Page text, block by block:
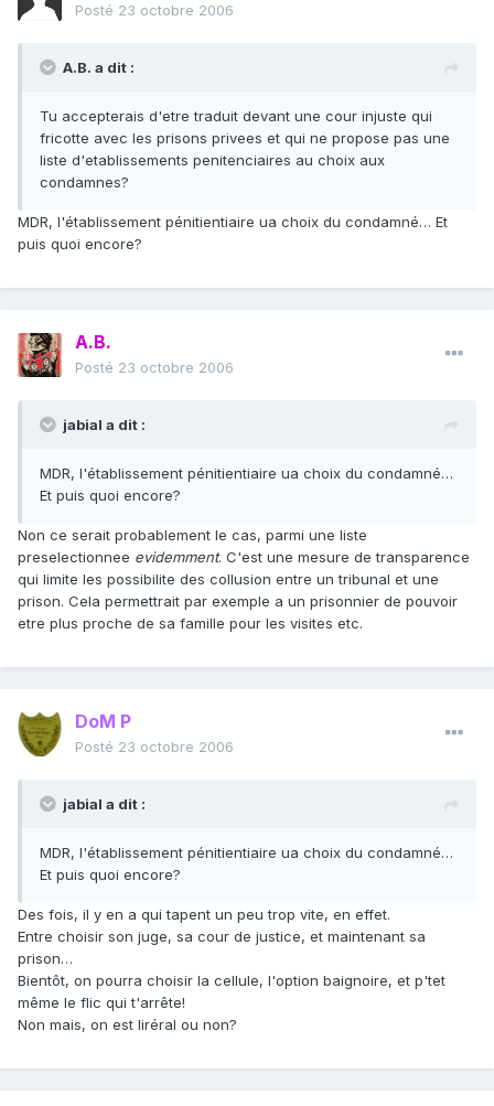
Posté 23 octobre 2006
A.B. a dit :
Tu accepterais d'etre traduit devant une cour injuste qui
fricotte avec les prisons privees et qui ne propose pas une
liste d'etablissements penitenciaires au choix aux
condamnes?
MDR, l'établissement pénitientiaire ua choix du condamné… Et
puis quoi encore?
A.B.
Posté 23 octobre 2006
jabial a dit :
MDR, l'établissement pénitientiaire ua choix du condamné…
Et puis quoi encore?
Non ce serait probablement le cas, parmi une liste
preselectionnee evidemment. C'est une mesure de transparence
qui limite les possibilite des collusion entre un tribunal et une
prison. Cela permettrait par exemple a un prisonnier de pouvoir
etre plus proche de sa famille pour les visites etc.
DoM P
Posté 23 octobre 2006
jabial a dit :
MDR, l'établissement pénitientiaire ua choix du condamné…
Et puis quoi encore?
Des fois, il y en a qui tapent un peu trop vite, en effet.
Entre choisir son juge, sa cour de justice, et maintenant sa
prison…
Bientôt, on pourra choisir la cellule, l'option baignoire, et p'tet
même le flic qui t'arrête!
Non mais, on est liréral ou non?